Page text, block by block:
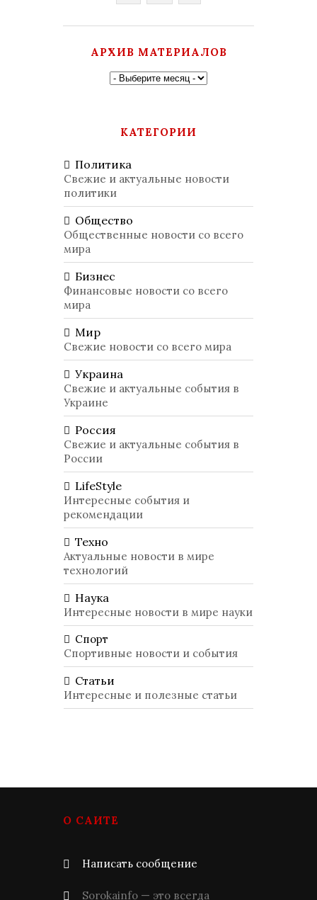
АРХИВ МАТЕРИАЛОВ
КАТЕГОРИИ
Политика
Свежие и актуальные новости
политики
Общество
Общественные новости со всего
мира
Бизнес
Финансовые новости со всего
мира
Мир
Свежие новости со всего мира
Украина
Свежие и актуальные события в
Украине
Россия
Свежие и актуальные события в
России
LifeStyle
Интересные события и
рекомендации
Техно
Актуальные новости в мире
технологий
Наука
Интересные новости в мире науки
Спорт
Спортивные новости и события
Статьи
Интересные и полезные статьи
О САЙТЕ
Написать сообщение
Sorokainfo — это всегда